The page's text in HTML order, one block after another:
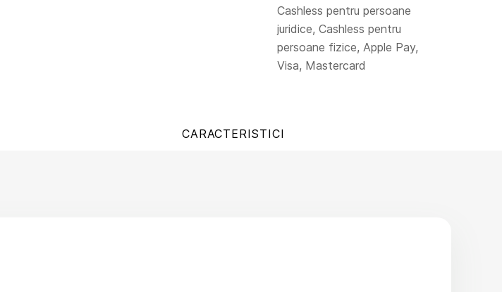
Cashless pentru persoane
juridice, Cashless pentru
persoane fizice, Apple Pay,
Visa, Mastercard
CARACTERISTICI